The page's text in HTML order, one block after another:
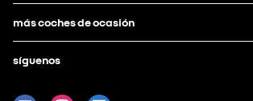
más coches de ocasión
síguenos